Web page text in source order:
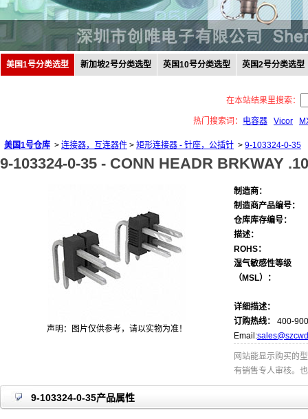
美国1号分类选型 新加坡2号分类选型 英国10号分类选型 英国2号分类选型
在本站结果里搜索：
热门搜索词： 电容器 Vicor
美国1号仓库 > 连接器，互连器件 > 矩形连接器 - 针座，公插针 > 9-103324-0-35
9-103324-0-35 - CONN HEADR BRKWAY
声明：图片仅供参考，请以实物为准！
制造商：
制造商产品编号：
仓库库存编号：
描述：
ROHS：
湿气敏感性等级
（MSL）：
详细描述：
订购热线：
400-
Email:
网站能显示购买的
有销售专人审核。
9-103324-0-35产品属性